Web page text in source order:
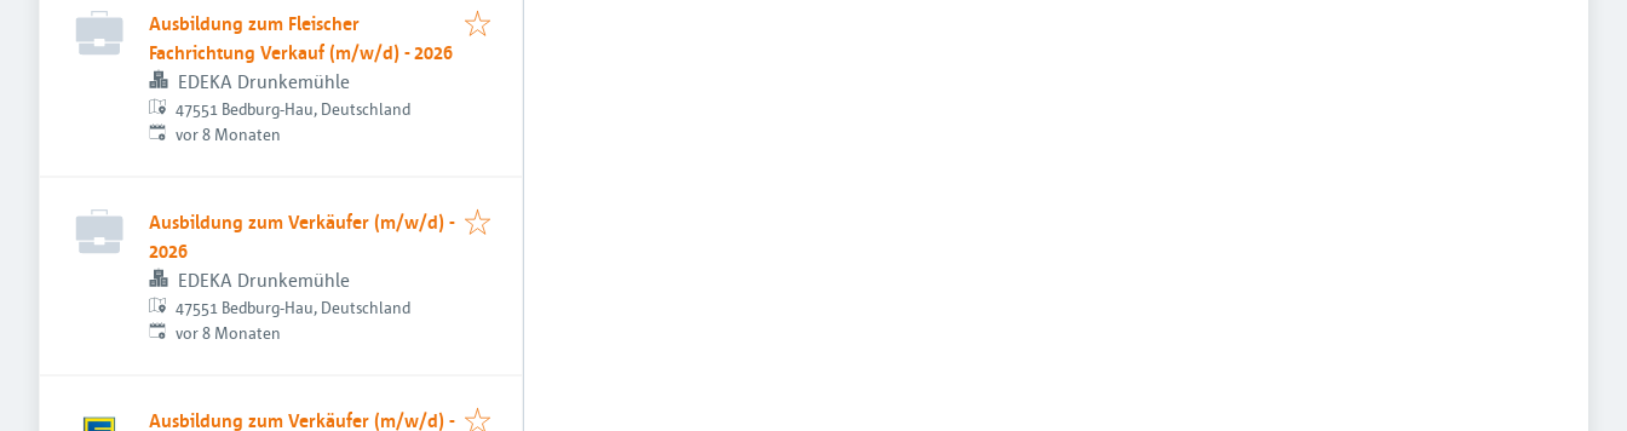
Ausbildung zum Fleischer
Fachrichtung Verkauf (m/w/d) - 2026
EDEKA Drunkemühle
47551 Bedburg-Hau, Deutschland
Veröffentlicht:
vor 8 Monaten
Ausbildung zum Verkäufer (m/w/d) -
2026
EDEKA Drunkemühle
47551 Bedburg-Hau, Deutschland
Veröffentlicht:
vor 8 Monaten
Ausbildung zum Verkäufer (m/w/d) -